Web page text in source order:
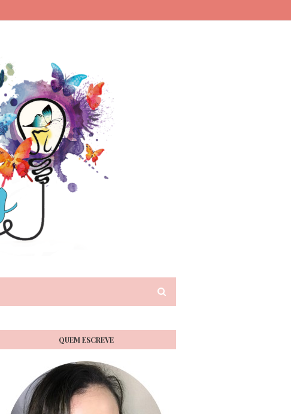
QUEM ESCREVE